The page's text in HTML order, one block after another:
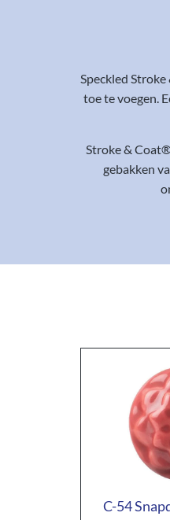
Speckled
toe te voegen.
Stroke &
gebakken
C-54